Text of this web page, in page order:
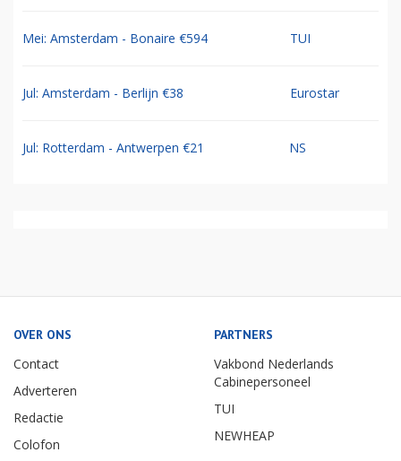
Mei: Amsterdam - Bonaire €594 TUI
Jul: Amsterdam - Berlijn €38 Eurostar
Jul: Rotterdam - Antwerpen €21 NS
OVER ONS
Contact
Adverteren
Redactie
Colofon
PARTNERS
Vakbond Nederlands
Cabinepersoneel
TUI
NEWHEAP